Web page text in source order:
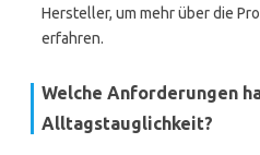
Hersteller, um mehr über die
erfahren.
Welche Anforderungen
Alltagstauglichkeit?